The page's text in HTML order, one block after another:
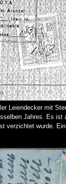
Leiendecker mit
Jahres. Es
verzichtet wurde.